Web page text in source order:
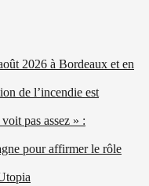
2026 à Bordeaux et en
de l’incendie est
pas assez » :
pour affirmer le rôle